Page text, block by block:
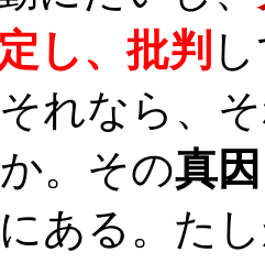
し、批判
れなら、
。その真
にある。た